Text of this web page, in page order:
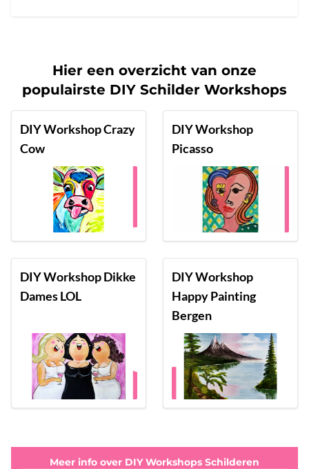
Hier een overzicht van onze
populairste DIY Schilder Workshops
DIY Workshop Crazy
Cow
DIY Workshop
Picasso
DIY Workshop Dikke
Dames LOL
DIY Workshop
Happy Painting
Bergen
Meer info over DIY Workshops Schilderen